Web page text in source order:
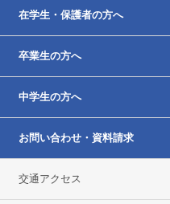
在学生・保護者の方へ
卒業生の方へ
中学生の方へ
お問い合わせ・資料請求
交通アクセス